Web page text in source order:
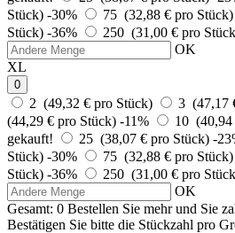
Stück) -30% 75 (32,88 € pro Stück)
Stück) -36% 250 (31,00 € pro
OK
XL
0
2 (49,32 € pro Stück) 3 (47,17
(44,29 € pro Stück) -11% 10 (40,94
gekauft!
25 (38,07 € pro Stück) -
Stück) -30% 75 (32,88 € pro Stück)
Stück) -36% 250 (31,00 € pro
OK
Gesamt: 0 Bestellen Sie mehr und Sie
Bestätigen Sie bitte die Stückzahl pro